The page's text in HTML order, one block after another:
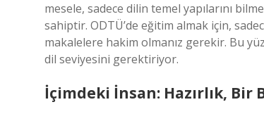
mesele, sadece dilin temel yapılarını
sahiptir. ODTÜ’de eğitim almak için,
makalelere hakim olmanız gerekir. Bu
dil seviyesini gerektiriyor.
İçimdeki İnsan: Hazırlık, Bir